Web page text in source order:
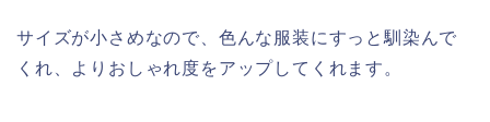
サイズが小さめなので、色んな服装にすっと馴染んで
くれ、よりおしゃれ度をアップしてくれます。